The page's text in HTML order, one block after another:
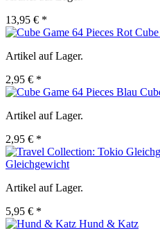
13,95 € *
Artikel auf Lager.
2,95 € *
Artikel auf Lager.
2,95 € *
Gleichgewicht
Artikel auf Lager.
5,95 € *
Hund & Katz